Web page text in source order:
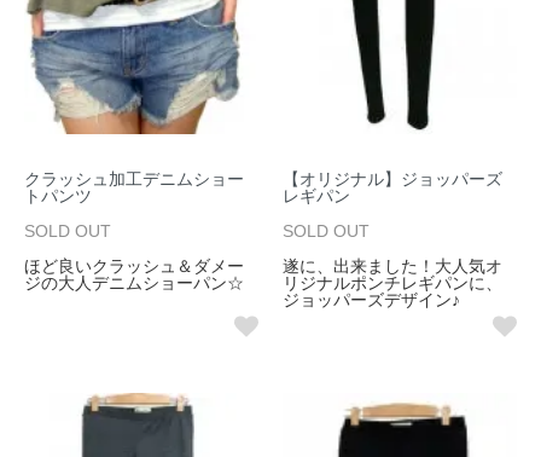
クラッシュ加工デニムショー
トパンツ
SOLD OUT
ほど良いクラッシュ＆ダメー
ジの大人デニムショーパン☆
【オリジナル】ジョッパーズ
レギパン
SOLD OUT
遂に、出来ました！大人気オ
リジナルポンチレギパンに、
ジョッパーズデザイン♪